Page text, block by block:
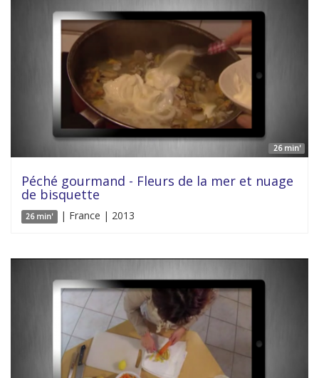
26 min'
Péché gourmand - Fleurs de la mer et nuage
de bisquette
26 min' | France | 2013